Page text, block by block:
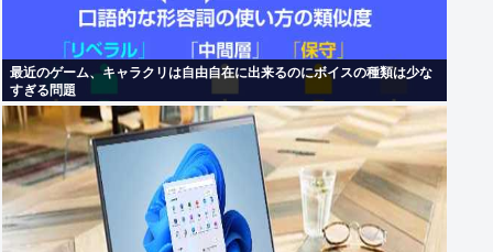
最近のゲーム、キャラクリは自由自在に出来るのにボイスの種類は少な
すぎる問題